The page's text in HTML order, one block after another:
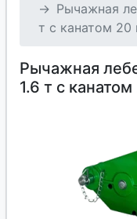
Рычажная
т с канатом 20
Рычажная
1.6 т с